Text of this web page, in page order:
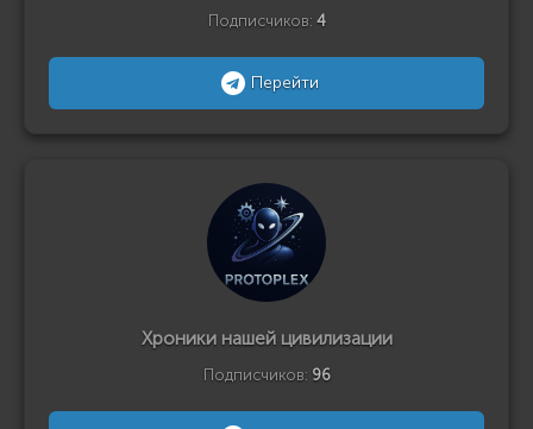
Подписчиков: 4
Перейти
Хроники нашей цивилизации
Подписчиков: 96